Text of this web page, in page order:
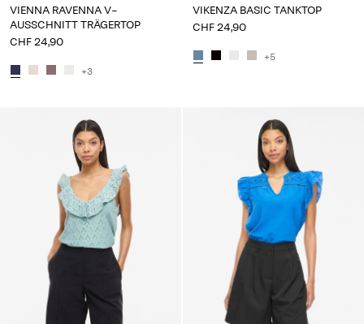
VIENNA RAVENNA V-
AUSSCHNITT TRÄGERTOP
CHF 24,90
+3
VIKENZA BASIC TANKTOP
CHF 24,90
+5